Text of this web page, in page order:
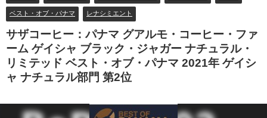
ベスト・オブ・パナマ レナシミエント
サザコーヒー：パナマ グアルモ・コーヒー・ファ
ーム ゲイシャ ブラック・ジャガー ナチュラル・
リミテッド ベスト・オブ・パナマ 2021年 ゲイシ
ャ ナチュラル部門 第2位